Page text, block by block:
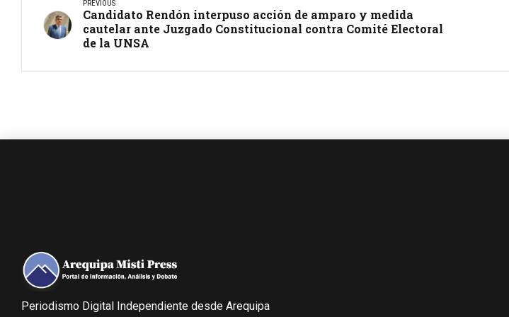
PREVIOUS
Candidato Rendón interpuso acción de amparo y medida
cautelar ante Juzgado Constitucional contra Comité Electoral
de la UNSA
Periodismo Digital Independiente desde Arequipa